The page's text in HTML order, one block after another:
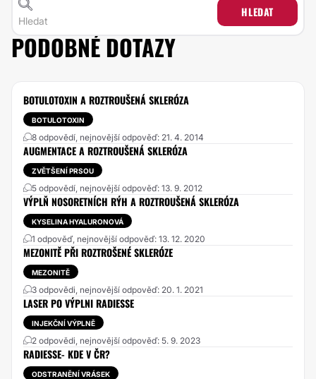
HLEDAT
PODOBNÉ DOTAZY
BOTULOTOXIN A ROZTROUŠENÁ SKLERÓZA
BOTULOTOXIN
8 odpovědí, nejnovější odpověď: 21. 4. 2014
AUGMENTACE A ROZTROUŠENÁ SKLERÓZA
ZVĚTŠENÍ PRSOU
5 odpovědí, nejnovější odpověď: 13. 9. 2012
VÝPLŇ NOSORETNÍCH RÝH A ROZTROUŠENÁ SKLERÓZA
KYSELINA HYALURONOVÁ
1 odpověď, nejnovější odpověď: 13. 12. 2020
MEZONITĚ PŘI ROZTROŠENÉ SKLERÓZE
MEZONITĚ
3 odpovědi, nejnovější odpověď: 20. 1. 2021
LASER PO VÝPLNI RADIESSE
INJEKČNÍ VÝPLNĚ
2 odpovědi, nejnovější odpověď: 5. 9. 2023
RADIESSE- KDE V ČR?
ODSTRANĚNÍ VRÁSEK